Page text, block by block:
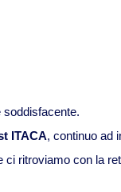
soddisfacente.
ITACA, continuo ad
ritroviamo con la